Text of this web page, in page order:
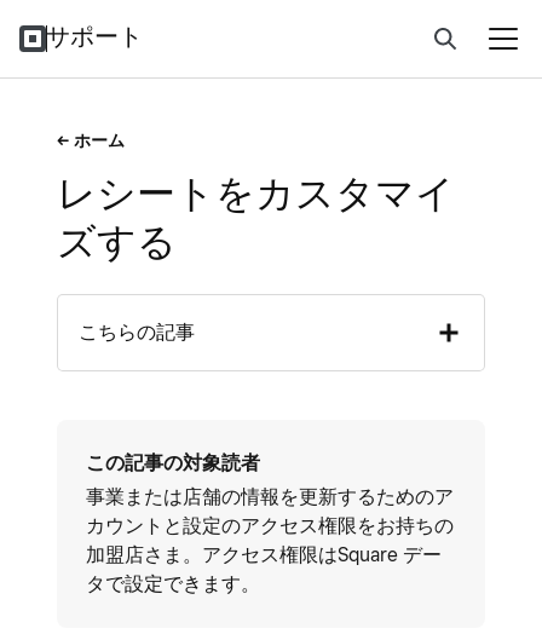
サポート
ホーム
レシートをカスタマイ
ズする
こちらの記事
この記事の対象読者
事業または店舗の情報を更新するためのア
カウントと設定のアクセス権限をお持ちの
加盟店さま。アクセス権限はSquare デー
タで設定できます。